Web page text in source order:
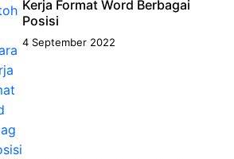
Kerja Format Word Berbagai
Posisi
4 September 2022